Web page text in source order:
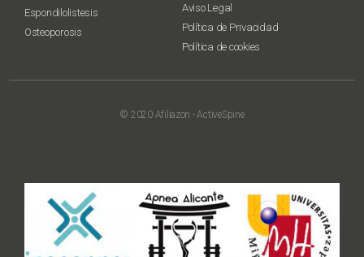
Espondilolistesis
Osteoporosis
Aviso Legal
Política de Privacidad
Política de cookies
© 2020 Afiliazon - ActiveSpine